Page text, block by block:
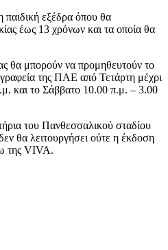
εξέδρα όπου θα
έως 13 χρόνων και τα οποία θα
θα μπορούν να προμηθευτούν το
γραφεία της ΠΑΕ από Τετάρτη μέχρι
και το Σάββατο 10.00 π.μ. – 3.00
του Πανθεσσαλικού σταδίου
θα λειτουργήσει ούτε η έκδοση
της VIVA.